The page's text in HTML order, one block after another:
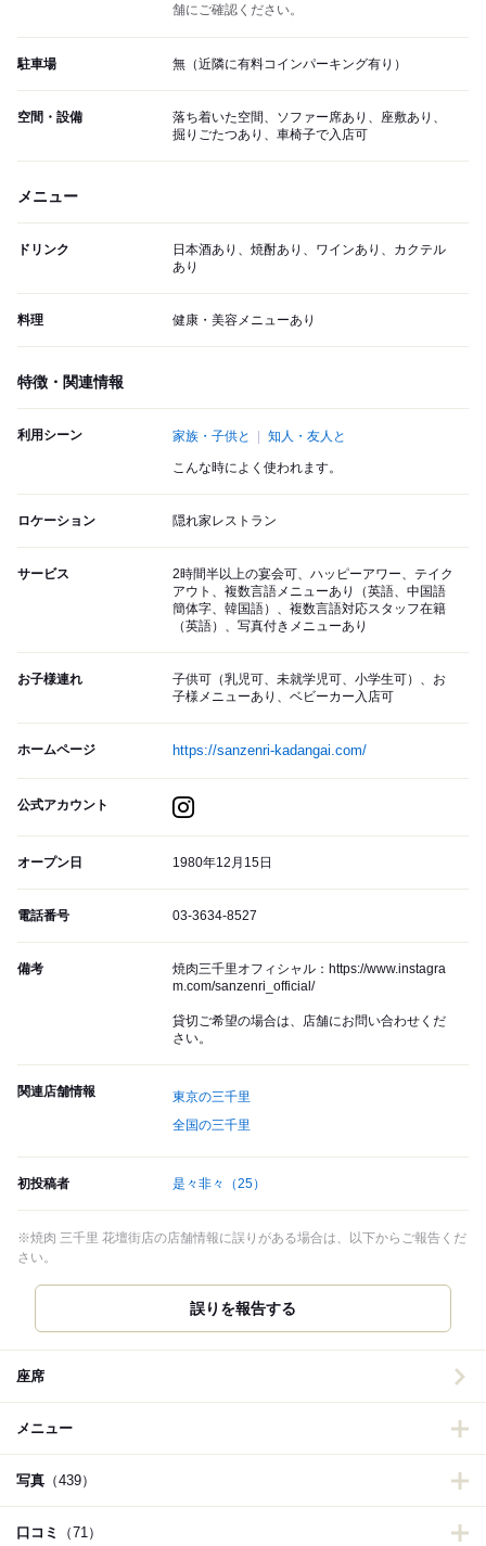
舗にご確認ください。
駐車場 無（近隣に有料コインパーキング有り）
空間・設備
落ち着いた空間、ソファー席あり、座敷あり、
掘りごたつあり、車椅子で入店可
メニュー
ドリンク
日本酒あり、焼酎あり、ワインあり、カクテル
あり
料理 健康・美容メニューあり
特徴・関連情報
利用シーン 家族・子供と 知人・友人と
こんな時によく使われます。
ロケーション 隠れ家レストラン
サービス
2時間半以上の宴会可、ハッピーアワー、テイク
アウト、複数言語メニューあり（英語、中国語
簡体字、韓国語）、複数言語対応スタッフ在籍
（英語）、写真付きメニューあり
お子様連れ
子供可（乳児可、未就学児可、小学生可）、お
子様メニューあり、ベビーカー入店可
ホームページ https://sanzenri-kadangai.com/
公式アカウント
オープン日 1980年12月15日
電話番号 03-3634-8527
備考
焼肉三千里オフィシャル：https://www.instagra
m.com/sanzenri_official/
貸切ご希望の場合は、店舗にお問い合わせくだ
さい。
関連店舗情報
東京の三千里
全国の三千里
初投稿者 是々非々 （25）
※焼肉 三千里 花壇街店の店舗情報に誤りがある場合は、以下からご報告くだ
さい。
誤りを報告する
座席
メニュー
写真 （439）
口コミ （71）